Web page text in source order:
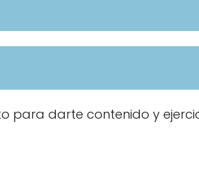
para darte contenido y